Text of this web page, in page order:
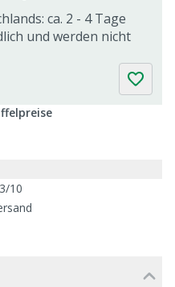
ca. 2 - 4 Tage
und werden nicht
10